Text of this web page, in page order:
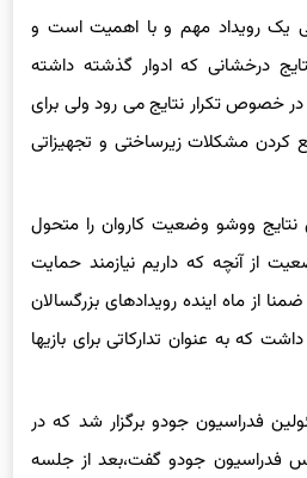
درخشانی که ادوار گذشته داشته
در خصوص تکرار نتایج می رود ولی برای
کردن مشکلات زیرساختی و تجهیزاتی
ووشو وضعیت کاروان را متحول
از آنچه که داریم نیازمند حمایت
از ماه اینده رویدادهای بزرگسالان
که به عنوان تدارکاتی برای بازیها
فدراسیون جودو برگزار شد که در
فدراسیون جودو گفت،بعد از جلسه
جلسه و در خصوص کشورهای اسلامی